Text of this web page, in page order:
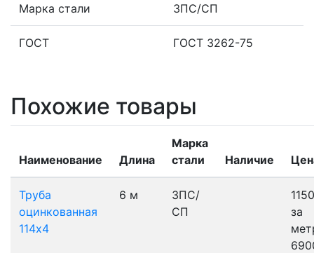
Марка стали 3ПС/СП
ГОСТ ГОСТ 3262-75
Похожие товары
Наименование Длина
Марка
стали
Наличие
Труба
оцинкованная
114х4
6 м
3ПС/
СП
за